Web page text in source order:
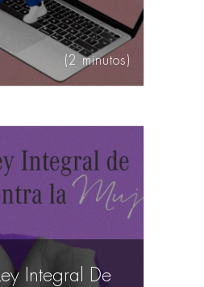
(2 minutos)
Integral De